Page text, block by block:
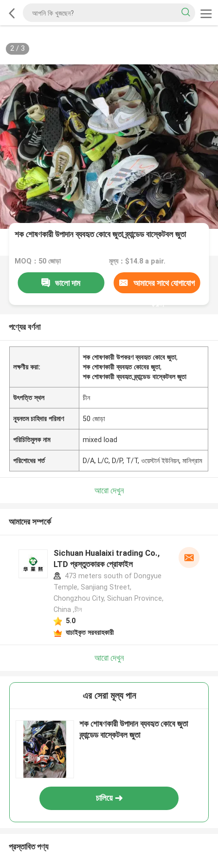
2/ 3
শক শোষণকারী উপাদান ব্যবহৃত কোবে জুতা ব্র্যান্ডেড বাস্কেটবল জুতা
MOQ：50 জোড়া মূল্য：$14.8 a pair.
ভালো দাম আমাদের সাথে যোগাযোগ
করুন
পণ্যের বর্ণনা
লক্ষণীয় করা:
শক শোষণকারী উপকরণ ব্যবহৃত কোবে জুতা,
শক শোষণকারী ব্যবহৃত কোবের জুতা,
শক শোষণকারী ব্যবহৃত ব্র্যান্ডেড বাস্কেটবল জুতা
উৎপত্তি স্থল চীন
ন্যূনতম চাহিদার পরিমাণ 50 জোড়া
পরিচিতিমুলক নাম mixed load
পরিশোধের শর্ত D/A, L/C, D/P, T/T, ওয়েস্টার্ন ইউনিয়ন, মানিগ্রাম
আরো দেখুন
আমাদের সম্পর্কে
Sichuan Hualaixi trading Co.,
LTD প্রস্তুতকারক প্রোফাইল
473 meters south of Dongyue
Temple, Sanjiang Street,
Chongzhou City, Sichuan Province,
China ,চীন
5.0
যাচাইকৃত সরবরাহকারী
আরো দেখুন
এর সেরা মূল্য পান
শক শোষণকারী উপাদান ব্যবহৃত কোবে জুতা
ব্র্যান্ডেড বাস্কেটবল জুতা
চালিয়ে
প্রস্তাবিত পণ্য